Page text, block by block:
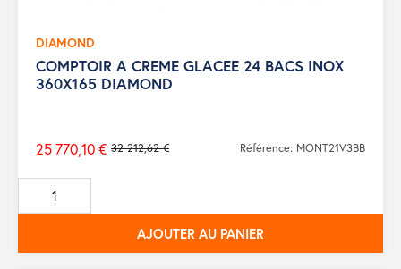
DIAMOND
COMPTOIR A CREME GLACEE 24 BACS INOX
360X165 DIAMOND
Prix
de
base
32 212,62 €
25 770,10 € Référence: MONT21V3BB
AJOUTER AU PANIER